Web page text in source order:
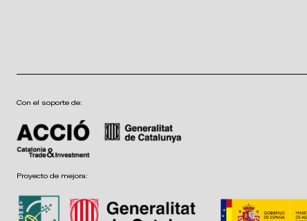
Con el soporte de:
Proyecto de mejora: